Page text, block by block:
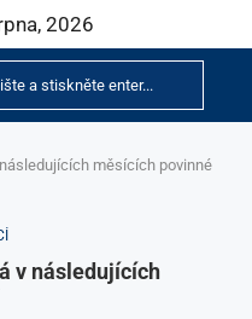
2026
měsících povinné
v následujících